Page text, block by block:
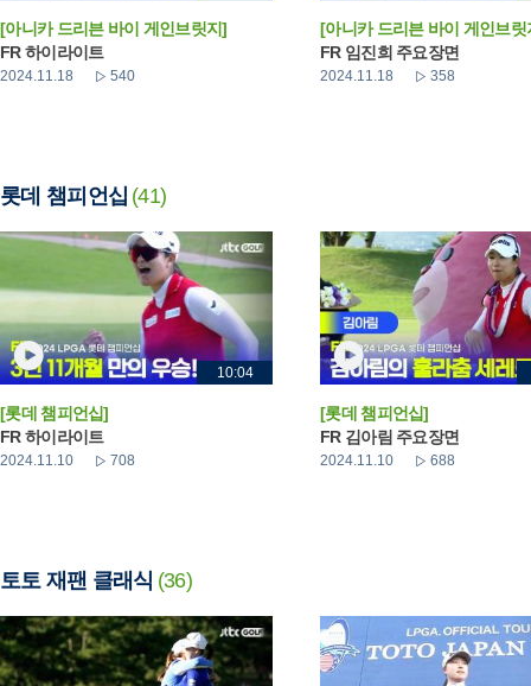
[아니카 드리븐 바이 게인브릿지]
FR 하이라이트
2024.11.18 540
[아니카 드리븐 바이 게인브릿
FR 임진희 주요장면
2024.11.18 358
롯데 챔피언십 (41)
10:04
[롯데 챔피언십]
FR 하이라이트
2024.11.10 708
[롯데 챔피언십]
FR 김아림 주요장면
2024.11.10 688
토토 재팬 클래식 (36)